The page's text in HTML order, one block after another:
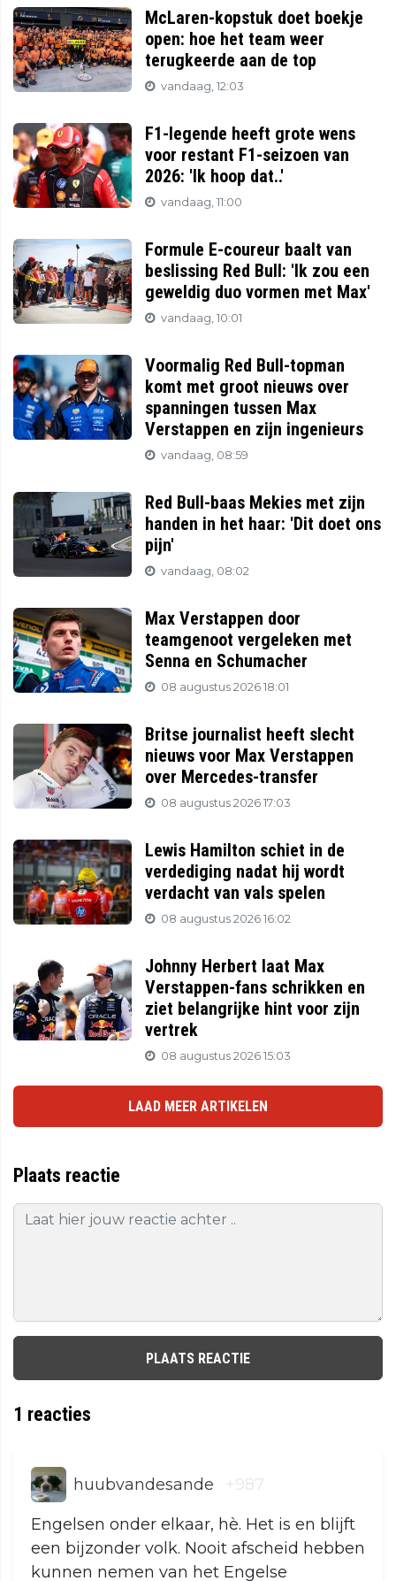
McLaren-kopstuk doet boekje
open: hoe het team weer
terugkeerde aan de top
vandaag, 12:03
F1-legende heeft grote wens
voor restant F1-seizoen van
2026: 'Ik hoop dat..'
vandaag, 11:00
Formule E-coureur baalt van
beslissing Red Bull: 'Ik zou een
geweldig duo vormen met Max'
vandaag, 10:01
Voormalig Red Bull-topman
komt met groot nieuws over
spanningen tussen Max
Verstappen en zijn ingenieurs
vandaag, 08:59
Red Bull-baas Mekies met zijn
handen in het haar: 'Dit doet ons
pijn'
vandaag, 08:02
Max Verstappen door
teamgenoot vergeleken met
Senna en Schumacher
08 augustus 2026 18:01
Britse journalist heeft slecht
nieuws voor Max Verstappen
over Mercedes-transfer
08 augustus 2026 17:03
Lewis Hamilton schiet in de
verdediging nadat hij wordt
verdacht van vals spelen
08 augustus 2026 16:02
Johnny Herbert laat Max
Verstappen-fans schrikken en
ziet belangrijke hint voor zijn
vertrek
08 augustus 2026 15:03
LAAD MEER ARTIKELEN
Plaats reactie
PLAATS REACTIE
1 reacties
huubvandesande +987
Engelsen onder elkaar, hè. Het is en blijft
een bijzonder volk. Nooit afscheid hebben
kunnen nemen van het Engelse